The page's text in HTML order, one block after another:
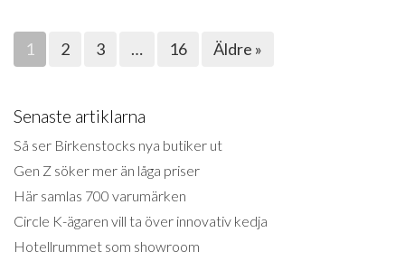
1 2 3 … 16 Äldre »
Senaste artiklarna
Så ser Birkenstocks nya butiker ut
Gen Z söker mer än låga priser
Här samlas 700 varumärken
Circle K-ägaren vill ta över innovativ kedja
Hotellrummet som showroom